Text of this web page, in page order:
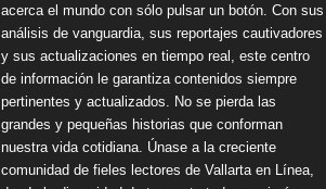
acerca el mundo con sólo pulsar un botón. Con sus
análisis de vanguardia, sus reportajes cautivadores
y sus actualizaciones en tiempo real, este centro
de información le garantiza contenidos siempre
pertinentes y actualizados. No se pierda las
grandes y pequeñas historias que conforman
nuestra vida cotidiana. Únase a la creciente
comunidad de fieles lectores de Vallarta en Línea,